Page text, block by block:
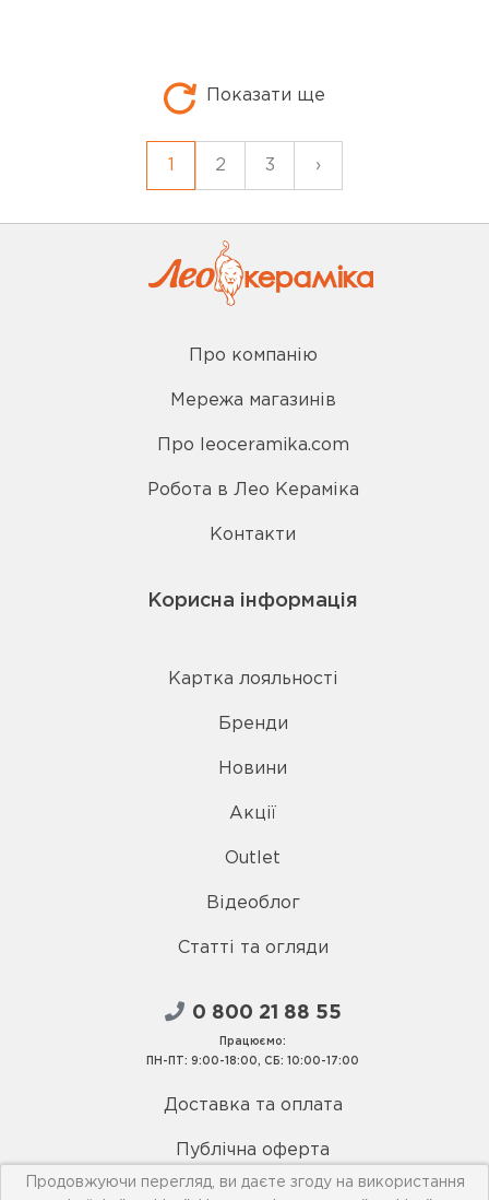
Показати ще
2 3 ›
Про компанію
Мережа магазинів
Про leoceramika.com
Робота в Лео Кераміка
Контакти
Корисна інформація
Картка лояльності
Бренди
Новини
Акції
Outlet
Відеоблог
Статті та огляди
0 800 21 88 55
Працюємо:
ПН-ПТ: 9:00-18:00, СБ: 10:00-17:00
Доставка та оплата
Публічна оферта
Умови використання сайту
Продовжуючи перегляд, ви даєте згоду на використання